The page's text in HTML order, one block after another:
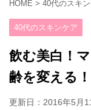
HOME > 40代のスキ
40代のスキンケア
飲む美白！
齢を変える！
更新日： 2016年5月